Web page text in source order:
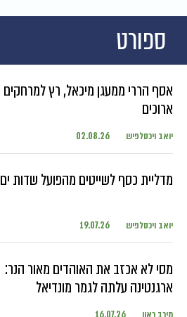
ספורט
אסף הררי ממעגן מיכאל, רץ למרחקים
ארוכים
יואב ויכסלפיש 02.08.26
מדליית כסף לשייטים מהפועל שדות ים
יואב ויכסלפיש 19.07.26
מסי לא אכזב את האוהדים מאור הנר:
ארגנטינה עלתה לגמר מונדיאל